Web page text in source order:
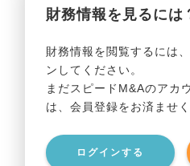
財務情報を見るには
財務情報を閲覧するには
ンしてください。
まだスピードM&Aのアカ
は、会員登録をお済ませく
ログインする
事業利益
貸借対照表（B/S）
事業資産
事業負債